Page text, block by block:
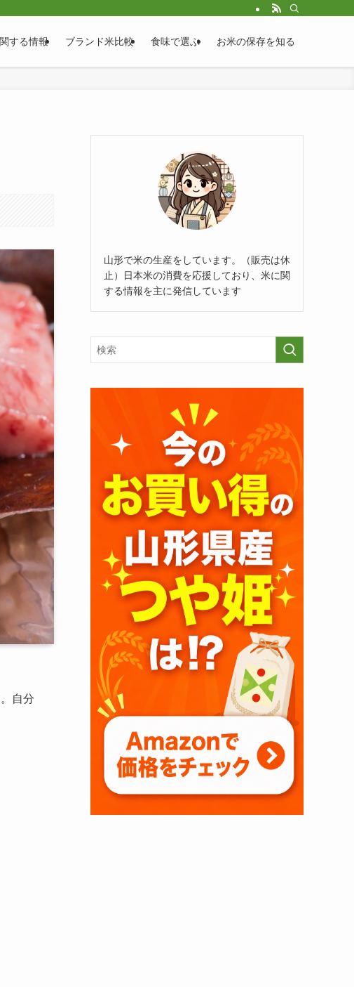
する情報 ブランド米比較 食味で選ぶ お米の保存を知る
自分
山形で米の生産をしています。（販売は休
止）日本米の消費を応援しており、米に関
する情報を主に発信しています